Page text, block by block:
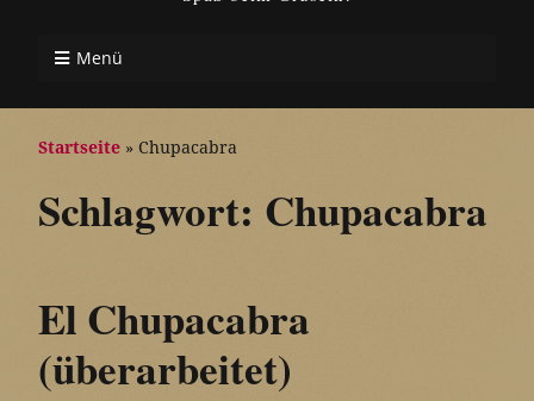
Menü
Startseite » Chupacabra
Schlagwort: Chupacabra
El Chupacabra
(überarbeitet)